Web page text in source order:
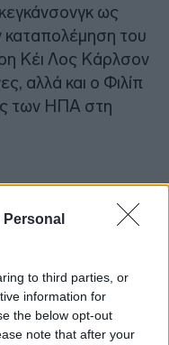
to third parties, or
information for
the below opt-out
note that after your
ως
του
Κέι Λος Κάρλσον
αλλά και ο Φιλίπ
των ΗΠΑ στη